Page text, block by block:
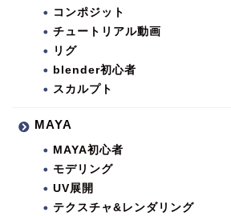
コンポジット
チュートリアル動画
リグ
blender初心者
スカルプト
MAYA
MAYA初心者
モデリング
UV展開
テクスチャ&レンダリング